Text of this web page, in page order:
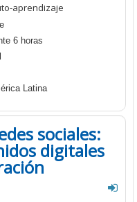
aprendizaje
6 horas
Latina
sociales:
digitales